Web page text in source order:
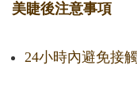
美睫後注意事項
24小時內避免接